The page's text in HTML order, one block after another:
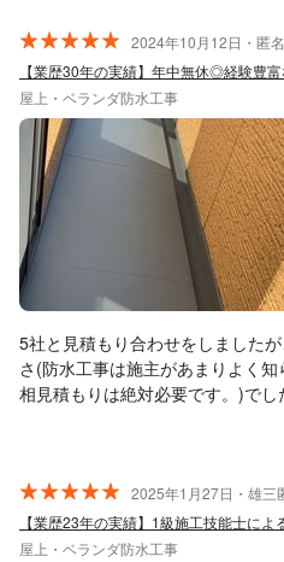
2024年10月12日・匿
【業歴30年の実績】年中無休◎経験豊
屋上・ベランダ防水工事
5社と見積もり合わせをしました
さ(防水工事は施主があまりよく
相見積もりは絶対必要です。)で
2025年1月27日・雄三
屋上・ベランダ防水工事